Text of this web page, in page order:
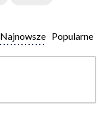
Popularne
Najnowsze